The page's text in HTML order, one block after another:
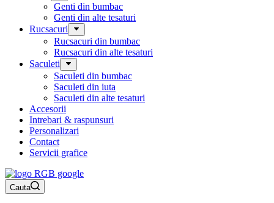
Genti din bumbac
Genti din alte tesaturi
Rucsacuri
Rucsacuri din bumbac
Rucsacuri din alte tesaturi
Saculeti
Saculeti din bumbac
Saculeti din iuta
Saculeti din alte tesaturi
Accesorii
Intrebari & raspunsuri
Personalizari
Contact
Servicii grafice
Cauta